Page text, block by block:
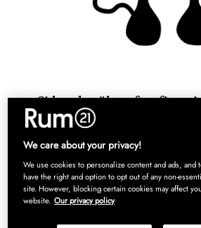
Sidan du sökte efter finns
produkten du letade
Klicka dig vidare till
We care about your privacy!
We use cookies to personalize content and ads, and
have the right and option to opt out of any non-
site. However, blocking certain cookies may affect
website. Our privacy policy